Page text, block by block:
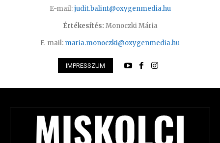
E-mail:judit.balint@oxygenmedia.hu
Értékesítés: Monoczki Mária
E-mail: maria.monoczki@oxygenmedia.hu
IMPRESSZUM